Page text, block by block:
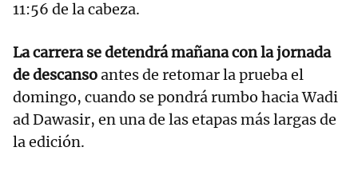
11:56 de la cabeza.
La carrera se detendrá mañana con la jornada
de descansoantes de retomar la prueba el
domingo, cuando se pondrá rumbo hacia Wadi
ad Dawasir, en una de las etapas más largas de
la edición.